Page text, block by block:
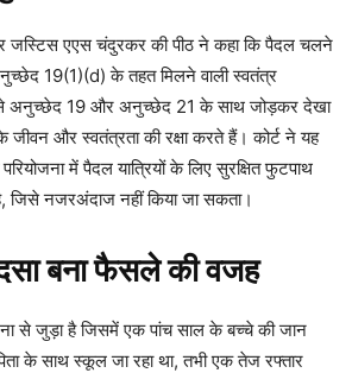
जस्टिस एएस चंदुरकर की पीठ ने कहा कि पैदल चलने
19(1)(d) के तहत मिलने वाली स्वतंत्र
अनुच्छेद 19 और अनुच्छेद 21 के साथ जोड़कर देखा
के जीवन और स्वतंत्रता की रक्षा करते हैं। कोर्ट ने यह
में पैदल यात्रियों के लिए सुरक्षित फुटपाथ
है, जिसे नजरअंदाज नहीं किया जा सकता।
बना फैसले की वजह
से जुड़ा है जिसमें एक पांच साल के बच्चे की जान
के साथ स्कूल जा रहा था, तभी एक तेज रफ्तार